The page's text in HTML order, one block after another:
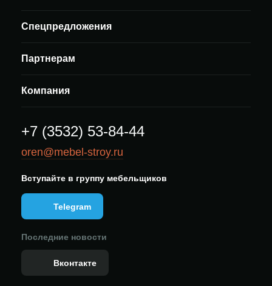
Спецпредложения
Партнерам
Компания
+7 (3532) 53-84-44
oren@mebel-stroy.ru
Вступайте в группу мебельщиков
Telegram
Последние новости
Вконтакте